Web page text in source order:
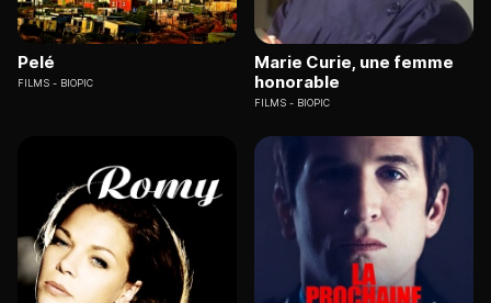
Pelé
FILMS BIOPIC
Marie Curie, une femme
honorable
FILMS BIOPIC